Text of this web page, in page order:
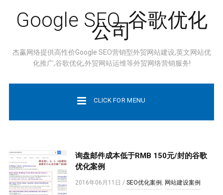
Google SEO, 谷歌优化
公司
杰赢网络提供高性价Google SEO营销型外贸网站建设,英文网站优
化推广,谷歌优化,外贸网站运维等外贸网络营销服务!
CLICK FOR MENU
询盘邮件成本低于RMB 150元/封的谷歌
优化案例
2016年06月11日 /SEO优化案例 , 网站建设案例